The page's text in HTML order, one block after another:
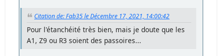
Citation de: Fab35 le Décembre 17, 2021, 14:00:42
Pour l'étanchéité très bien, mais je doute que les
A1, Z9 ou R3 soient des passoires...